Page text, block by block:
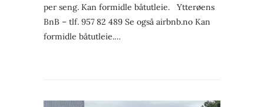
per seng. Kan formidle båtutleie. Ytterøens
BnB – tlf. 957 82 489 Se også airbnb.no Kan
formidle båtutleie.…